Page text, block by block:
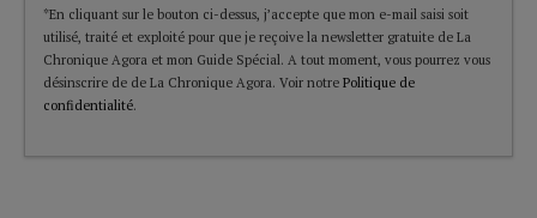
*En cliquant sur le bouton ci-dessus, j’accepte que mon e-mail saisi soit
utilisé, traité et exploité pour que je reçoive la newsletter gratuite de La
Chronique Agora et mon Guide Spécial. A tout moment, vous pourrez vous
désinscrire de de La Chronique Agora. Voir notre Politique de
confidentialité.